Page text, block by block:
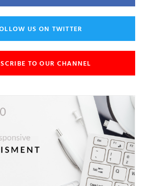
US ON TWITTER
TO OUR CHANNEL